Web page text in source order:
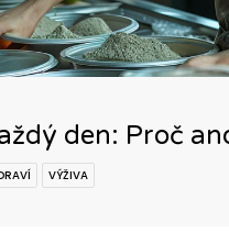
den: Proč
VÝŽIVA